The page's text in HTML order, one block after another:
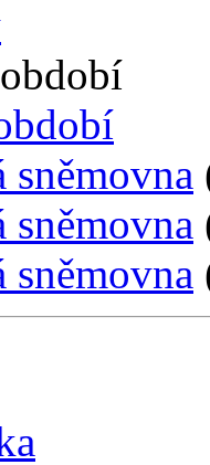
sněmovna
sněmovna
sněmovna